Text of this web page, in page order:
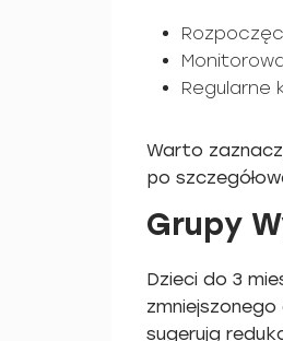
Regularne
Warto
po
Grupy
Dzieci do 3
sugerują